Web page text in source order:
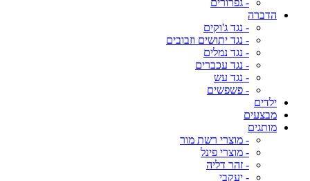
- גפרורים
הדברה
- נגד ג'וקים
- נגד יתושים וזבובים
- נגד נמלים
- נגד עכברים
- נגד עש
- פשפשים
ילדים
מבצעים
מותגים
- מוצרי רשת מור
- מוצרי פינל
- זהר דליה
- יעקבי